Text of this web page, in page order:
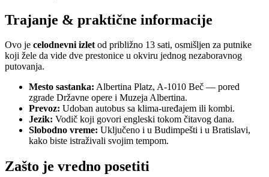
Trajanje & praktične informacije
Ovo je celodnevni izletod približno 13 sati, osmišljen za putnike
koji žele da vide dve prestonice u okviru jednog nezaboravnog
putovanja.
Mesto sastanka: Albertina Platz, A-1010 Beč — pored
zgrade Državne opere i Muzeja Albertina.
Prevoz: Udoban autobus sa klima-uređajem ili kombi.
Jezik: Vodič koji govori engleski tokom čitavog dana.
Slobodno vreme: Uključeno i u Budimpešti i u Bratislavi,
kako biste istraživali svojim tempom.
Zašto je vredno posetiti